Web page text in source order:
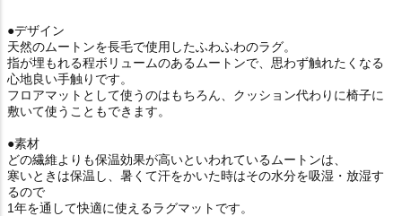
●デザイン
天然のムートンを長毛で使用したふわふわのラグ。
指が埋もれる程ボリュームのあるムートンで、思わず触れたくなる
心地良い手触りです。
フロアマットとして使うのはもちろん、クッション代わりに椅子に
敷いて使うこともできます。
●素材
どの繊維よりも保温効果が高いといわれているムートンは、
寒いときは保温し、暑くて汗をかいた時はその水分を吸湿・放湿す
るので
1年を通して快適に使えるラグマットです。